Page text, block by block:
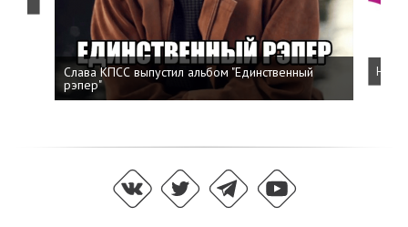
Слава КПСС выпустил альбом "Единственный
рэпер"